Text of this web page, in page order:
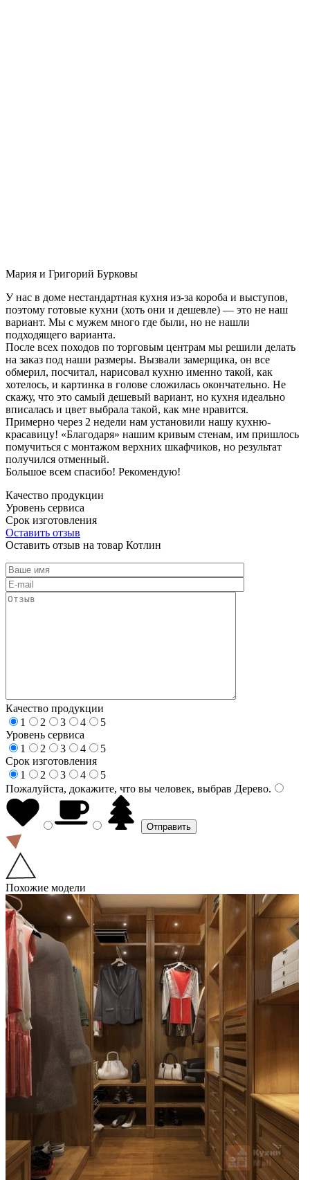
Мария и Григорий Бурковы
У нас в доме нестандартная кухня из-за короба и выступов,
поэтому готовые кухни (хоть они и дешевле) — это не наш
вариант. Мы с мужем много где были, но не нашли
подходящего варианта.
После всех походов по торговым центрам мы решили делать
на заказ под наши размеры. Вызвали замерщика, он все
обмерил, посчитал, нарисовал кухню именно такой, как
хотелось, и картинка в голове сложилась окончательно. Не
скажу, что это самый дешевый вариант, но кухня идеально
вписалась и цвет выбрала такой, как мне нравится.
Примерно через 2 недели нам установили нашу кухню-
красавицу! «Благодаря» нашим кривым стенам, им пришлось
помучиться с монтажом верхних шкафчиков, но результат
получился отменный.
Большое всем спасибо! Рекомендую!
Качество продукции
Уровень сервиса
Срок изготовления
Оставить отзыв
Оставить отзыв на товар Котлин
Качество продукции
1
2 3 4
5
Уровень сервиса
1
2 3 4
5
Срок изготовления
1
2 3 4
5
Пожалуйста, докажите, что вы человек, выбрав Дерево.
Похожие модели